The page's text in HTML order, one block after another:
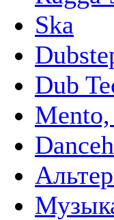
Ska
Dub